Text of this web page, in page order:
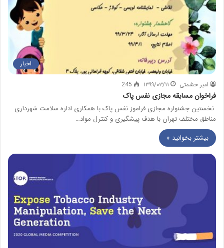
اخبار
امیر حشمتی ۱۳۹۹/۰۳/۱۱ 245
فراخوان مسابقه مجازی نفس پاک
نخستین جشنواره مجازی فراموز نفس پاک با همکاری اداره سلامت شهرداری
مناطق مختلف تهران با هدف پیشگیری و کنترل مواد…
بیشتر بخوانید »